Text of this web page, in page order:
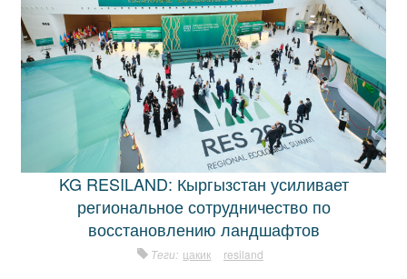
KG RESILAND: Кыргызстан усиливает
региональное сотрудничество по
восстановлению ландшафтов
Теги: цакик resiland